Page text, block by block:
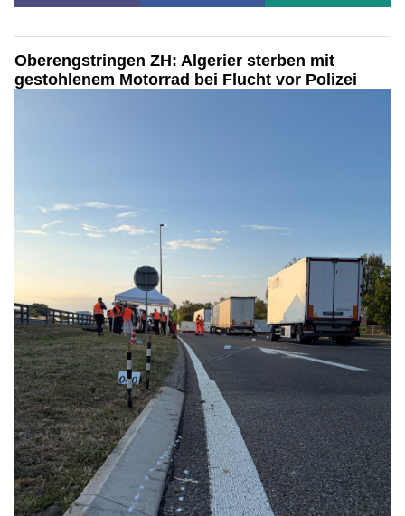
Oberengstringen ZH: Algerier sterben mit
gestohlenem Motorrad bei Flucht vor Polizei